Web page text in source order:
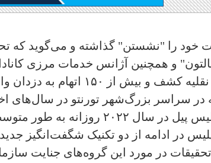
خود را "نشستن" گذاشته و می‌گوید که
و همچنین آژانس خدمات مرزی
گذشته، ۲۱۵ وسیله نقلیه
سراسر بزرگ‌شهر تورنتو در سال‌های
در ادامه از دو تکنیک شگفت‌انگیز
در مورد این گروه‌های جنایت